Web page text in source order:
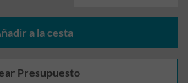
a la cesta